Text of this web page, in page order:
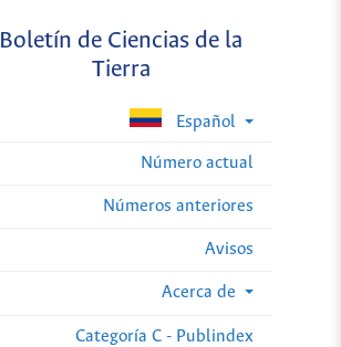
Boletín de Ciencias de la
Tierra
Español
Número actual
Números anteriores
Avisos
Acerca de
Categoría C - Publindex